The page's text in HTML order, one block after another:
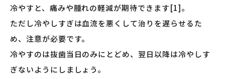
冷やすと、痛みや腫れの軽減が期待できます[1]。
ただし冷やしすぎは血流を悪くして治りを遅らせるた
め、注意が必要です。
冷やすのは抜歯当日のみにとどめ、翌日以降は冷やしす
ぎないようにしましょう。